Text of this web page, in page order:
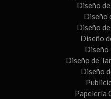
Diseño
Diseño
Diseño
Diseño
Diseño de
Diseño
Papelería